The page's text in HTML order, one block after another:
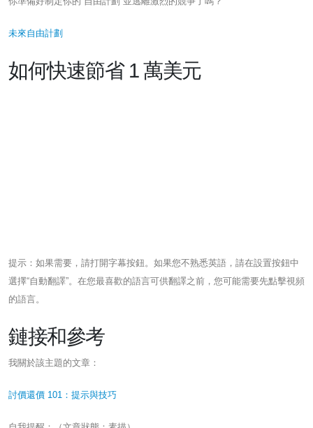
未來自由計劃
如何快速節省 1 萬美元
提示：如果需要，請打開字幕按鈕。如果您不熟悉英語，請在設置按鈕中
選擇“自動翻譯”。在您最喜歡的語言可供翻譯之前，您可能需要先點擊視頻
的語言。
鏈接和參考
我關於該主題的文章：
討價還價 101：提示與技巧